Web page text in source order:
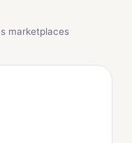
marketplaces